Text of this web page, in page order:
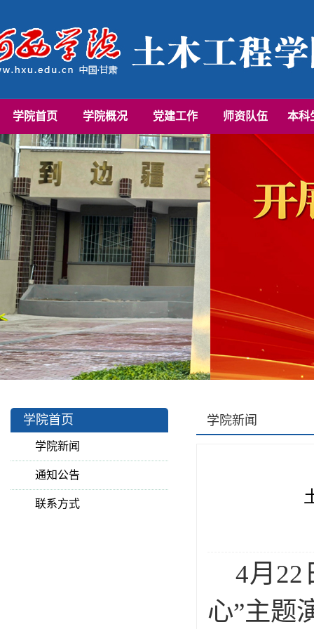
学院首页 学院概况 党建工作 师资队伍 本科
学院首页
学院新闻
通知公告
联系方式
学院新闻
4月 22
心”主题